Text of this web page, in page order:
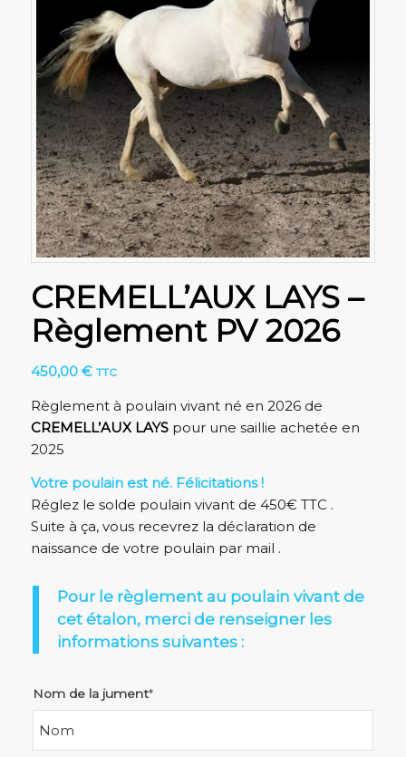
CREMELL’AUX LAYS –
Règlement PV 2026
450,00 € TTC
Règlement à poulain vivant né en 2026 de
CREMELL’AUX LAYS pour une saillie achetée en
2025
Votre poulain est né. Félicitations !
Réglez le solde poulain vivant de 450€ TTC .
Suite à ça, vous recevrez la déclaration de
naissance de votre poulain par mail .
Pour le règlement au poulain vivant de
cet étalon, merci de renseigner les
informations suivantes :
Nom de la jument*